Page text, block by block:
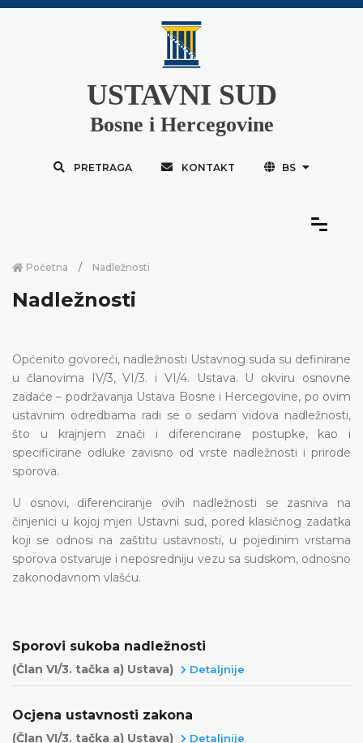
USTAVNI SUD
Bosne i Hercegovine
PRETRAGA KONTAKT BS
Početna Nadležnosti
Nadležnosti
Općenito govoreći, nadležnosti Ustavnog suda su definirane
u članovima IV/3, VI/3. i VI/4. Ustava. U okviru osnovne
zadaće – podržavanja Ustava Bosne i Hercegovine, po ovim
ustavnim odredbama radi se o sedam vidova nadležnosti,
što u krajnjem znači i diferencirane postupke, kao i
specificirane odluke zavisno od vrste nadležnosti i prirode
sporova.
U osnovi, diferenciranje ovih nadležnosti se zasniva na
činjenici u kojoj mjeri Ustavni sud, pored klasičnog zadatka
koji se odnosi na zaštitu ustavnosti, u pojedinim vrstama
sporova ostvaruje i neposredniju vezu sa sudskom, odnosno
zakonodavnom vlašću.
Sporovi sukoba nadležnosti
(Član VI/3. tačka a) Ustava) Detaljnije
Ocjena ustavnosti zakona
(Član VI/3. tačka a) Ustava) Detaljnije